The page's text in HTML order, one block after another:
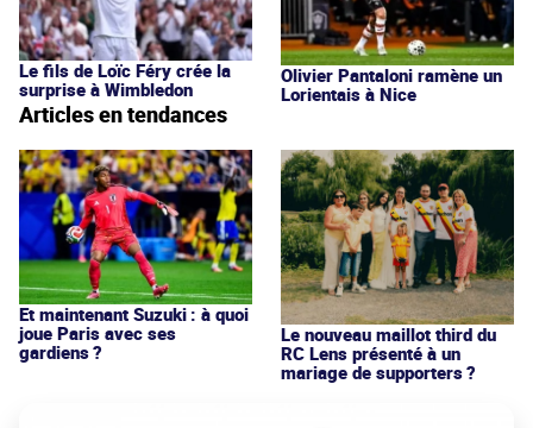
Le fils de Loïc Féry crée la
surprise à Wimbledon
Olivier Pantaloni ramène un
Lorientais à Nice
Articles en tendances
Et maintenant Suzuki : à quoi
joue Paris avec ses
gardiens ?
Le nouveau maillot third du
RC Lens présenté à un
mariage de supporters ?